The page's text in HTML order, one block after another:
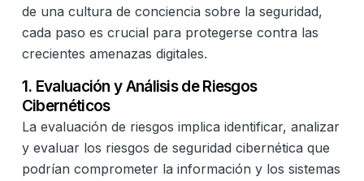
de una cultura de conciencia sobre la seguridad,
cada paso es crucial para protegerse contra las
crecientes amenazas digitales.
1. Evaluación y Análisis de Riesgos
Cibernéticos
La evaluación de riesgos implica identificar, analizar
y evaluar los riesgos de seguridad cibernética que
podrían comprometer la información y los sistemas